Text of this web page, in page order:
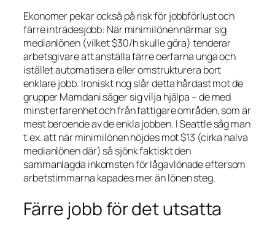
Ekonomer pekar också på risk för jobbförlust och
färre inträdesjobb: När minimilönen närmar sig
medianlönen (vilket $30/h skulle göra) tenderar
arbetsgivare att anställa färre oerfarna unga och
istället automatisera eller omstrukturera bort
enklare jobb. Ironiskt nog slår detta hårdast mot de
grupper Mamdani säger sig vilja hjälpa – de med
minst erfarenhet och från fattigare områden, som är
mest beroende av de enkla jobben. I Seattle såg man
t.ex. att när minimilönen höjdes mot $13 (cirka halva
medianlönen där) så sjönk faktiskt den
sammanlagda inkomsten för lågavlönade eftersom
arbetstimmarna kapades mer än lönen steg.
Färre jobb för det utsatta